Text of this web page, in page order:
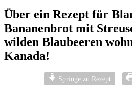
Über ein Rezept für
Bananenbrot mit
wilden Blaubeeren
Kanada!
Springe zu Rezept